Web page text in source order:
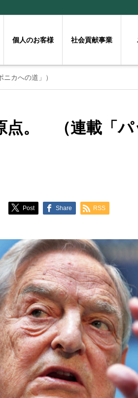
個人のお客様 社会貢献事業
カへの道」）
点。 （連載「パ
Post Share RSS